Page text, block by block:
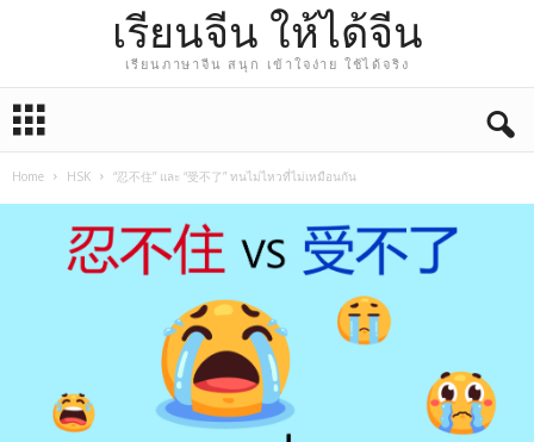
เรียนจีน ให้ได้จีน
เรียนภาษาจีน สนุก เข้าใจง่าย ใช้ได้จริง
Home HSK “忍不住” และ “受不了” ทนไม่ไหวที่ไม่เหมือนกัน